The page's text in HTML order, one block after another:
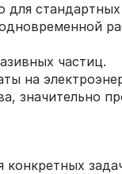
для
частиц.
на
значительно